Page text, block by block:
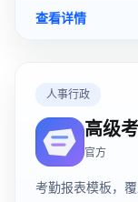
查看详情
人事行政
高级
官方
考勤报表模板，